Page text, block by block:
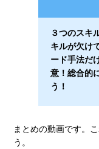
３つのスキ
キルが欠け
ード手法だ
意！総合的
う！
まとめの動画です。
う。